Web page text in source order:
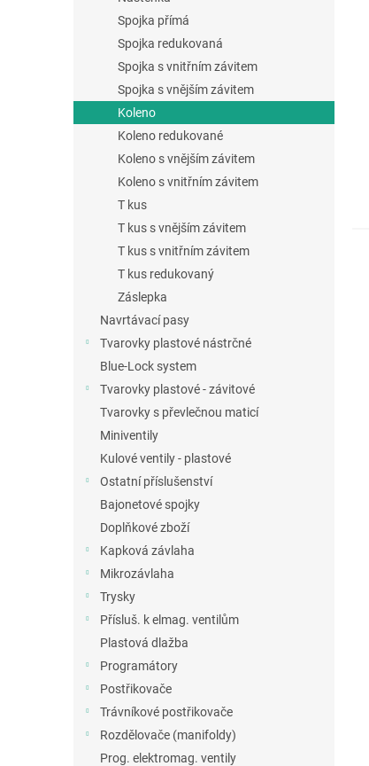
Spojka přímá
Spojka redukovaná
Spojka s vnitřním závitem
Spojka s vnějším závitem
Koleno
Koleno redukované
Koleno s vnějším závitem
Koleno s vnitřním závitem
T kus
T kus s vnějším závitem
T kus s vnitřním závitem
T kus redukovaný
Záslepka
Navrtávací pasy
Tvarovky plastové nástrčné
Blue-Lock system
Tvarovky plastové - závitové
Tvarovky s převlečnou maticí
Miniventily
Kulové ventily - plastové
Ostatní příslušenství
Bajonetové spojky
Doplňkové zboží
Kapková závlaha
Mikrozávlaha
Trysky
Přísluš. k elmag. ventilům
Plastová dlažba
Programátory
Postřikovače
Trávníkové postřikovače
Rozdělovače (manifoldy)
Prog. elektromag. ventily